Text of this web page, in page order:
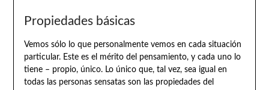
Propiedades básicas
Vemos sólo lo que personalmente vemos en cada situación
particular. Este es el mérito del pensamiento, y cada uno lo
tiene – propio, único. Lo único que, tal vez, sea igual en
todas las personas sensatas son las propiedades del